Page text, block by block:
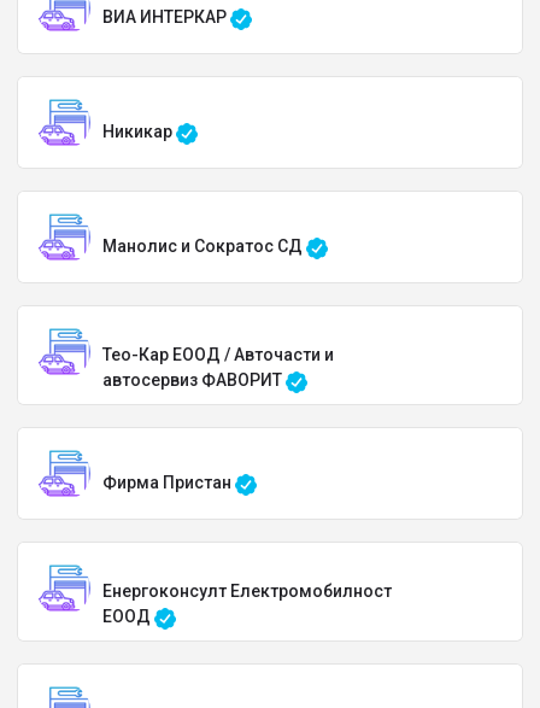
ВИА ИНТЕРКАР
Никикар
Манолис и Сократос СД
Тео-Кар ЕООД / Авточасти и
автосервиз ФАВОРИТ
Фирма Пристан
Енергоконсулт Електромобилност
ЕООД